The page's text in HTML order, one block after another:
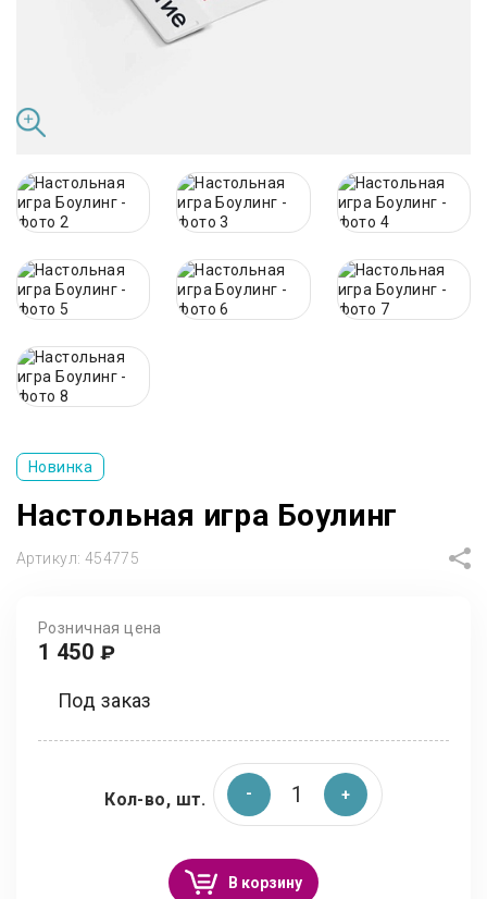
Новинка
Настольная игра Боулинг
Артикул: 454775
Розничная цена
1 450 ₽
Под заказ
Кол-во, шт.
В корзину